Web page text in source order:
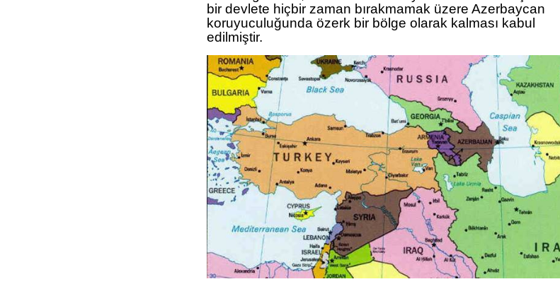
bir devlete hiçbir zaman bırakmamak üzere Azerbaycan
koruyuculuğunda özerk bir bölge olarak kalması kabul
edilmiştir.